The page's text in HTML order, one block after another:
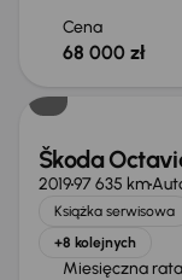
Cena
68 000 zł
Škoda
201997 635 km
Książka serwisowa
+8 kolejnych
Miesięczna rata